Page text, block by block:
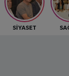
SİYASET
Antalya